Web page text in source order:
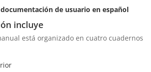
de usuario en español
incluye
está organizado en cuatro cuadernos